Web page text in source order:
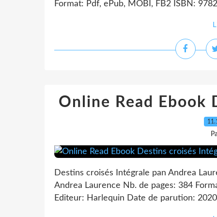
Format: Pdf, ePub, MOBI, FB2 ISBN:
Online Read Ebook
Destins croisés Intégrale pan Andrea
Andrea Laurence Nb. de pages: 384
Editeur: Harlequin Date de parution: